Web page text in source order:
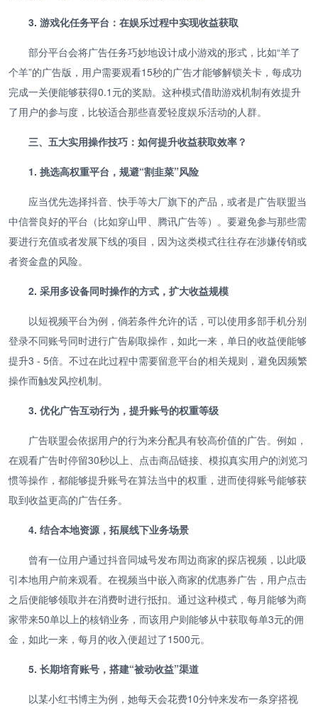
3. 游戏化任务平台：在娱乐过程中实现收益获取
部分平台会将广告任务巧妙地设计成小游戏的形式，比如“羊了
个羊”的广告版，用户需要观看15秒的广告才能够解锁关卡，每成功
完成一关便能够获得0.1元的奖励。这种模式借助游戏机制有效提升
了用户的参与度，比较适合那些喜爱轻度娱乐活动的人群。
三、五大实用操作技巧：如何提升收益获取效率？
1. 挑选高权重平台，规避“割韭菜”风险
应当优先选择抖音、快手等大厂旗下的产品，或者是广告联盟当
中信誉良好的平台（比如穿山甲、腾讯广告等）。要避免参与那些需
要进行充值或者发展下线的项目，因为这类模式往往存在涉嫌传销或
者资金盘的风险。
2. 采用多设备同时操作的方式，扩大收益规模
以短视频平台为例，倘若条件允许的话，可以使用多部手机分别
登录不同账号同时进行广告刷取操作，如此一来，单日的收益便能够
提升3 - 5倍。不过在此过程中需要留意平台的相关规则，避免因频繁
操作而触发风控机制。
3. 优化广告互动行为，提升账号的权重等级
广告联盟会依据用户的行为来分配具有较高价值的广告。例如，
在观看广告时停留30秒以上、点击商品链接、模拟真实用户的浏览习
惯等操作，都能够提升账号在算法当中的权重，进而使得账号能够获
取到收益更高的广告任务。
4. 结合本地资源，拓展线下业务场景
曾有一位用户通过抖音同城号发布周边商家的探店视频，以此吸
引本地用户前来观看。在视频当中嵌入商家的优惠券广告，用户点击
之后便能够领取并在消费时进行抵扣。通过这种模式，每月能够为商
家带来50单以上的核销业务，而该用户则能够从中获取每单3元的佣
金，如此一来，每月的收入便超过了1500元。
5. 长期培育账号，搭建“被动收益”渠道
以某小红书博主为例，她每天会花费10分钟来发布一条穿搭视